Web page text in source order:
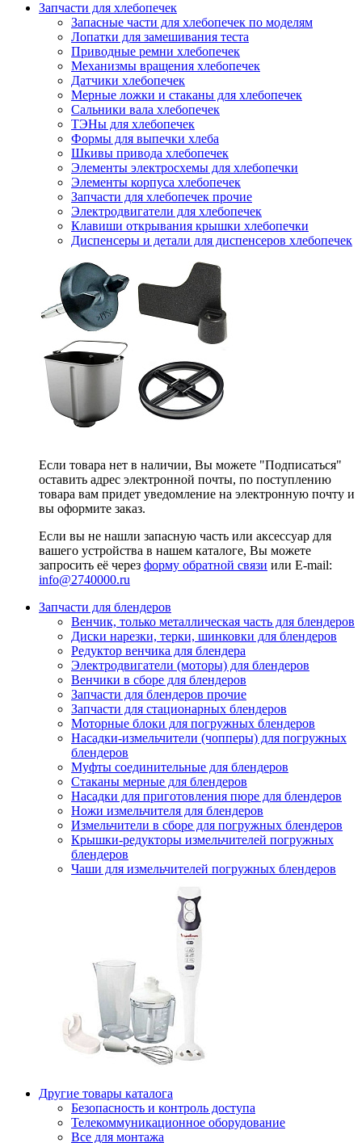
Запчасти для хлебопечек
Запасные части для хлебопечек по моделям
Лопатки для замешивания теста
Приводные ремни хлебопечек
Механизмы вращения хлебопечек
Датчики хлебопечек
Мерные ложки и стаканы для хлебопечек
Сальники вала хлебопечек
ТЭНы для хлебопечек
Формы для выпечки хлеба
Шкивы привода хлебопечек
Элементы электросхемы для хлебопечки
Элементы корпуса хлебопечек
Запчасти для хлебопечек прочие
Электродвигатели для хлебопечек
Клавиши открывания крышки хлебопечки
Диспенсеры и детали для диспенсеров хлебопечек
Если товара нет в наличии, Вы можете "Подписаться"
оставить адрес электронной почты, по поступлению
товара вам придет уведомление на электронную почту и
вы оформите заказ.
Если вы не нашли запасную часть или аксессуар для
вашего устройства в нашем каталоге, Вы можете
запросить её через форму обратной связи или E-mail:
info@2740000.ru
Запчасти для блендеров
Венчик, только металлическая часть для блендеров
Диски нарезки, терки, шинковки для блендеров
Редуктор венчика для блендера
Электродвигатели (моторы) для блендеров
Венчики в сборе для блендеров
Запчасти для блендеров прочие
Запчасти для стационарных блендеров
Моторные блоки для погружных блендеров
Насадки-измельчители (чопперы) для погружных
блендеров
Муфты соединительные для блендеров
Стаканы мерные для блендеров
Насадки для приготовления пюре для блендеров
Ножи измельчителя для блендеров
Измельчители в сборе для погружных блендеров
Крышки-редукторы измельчителей погружных
блендеров
Чаши для измельчителей погружных блендеров
Другие товары каталога
Безопасность и контроль доступа
Телекоммуникационное оборудование
Все для монтажа